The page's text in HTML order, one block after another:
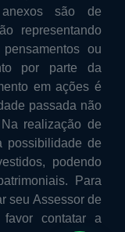
são de
representando
ou
por parte da
em ações é
passada não
realização de
possibilidade de
podendo
Para
seu Assessor de
favor contatar a